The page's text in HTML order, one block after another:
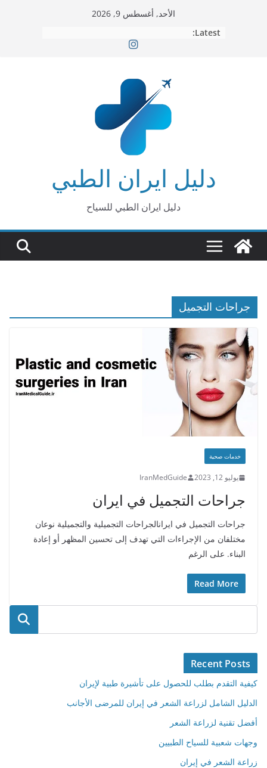
الأحد, أغسطس 9, 2026
Latest:
دليل ايران الطبي
دليل ايران الطبي للسياح
جراحات التجميل
خدمات صحية
يوليو 12, 2023 IranMedGuide
جراحات التجميل في ايران
جراحات التجميل في ايرانالجراحات التجميلية والتجميلية نوعان
مختلفان من الإجراءات التي تهدف إلى تحسين المظهر أو إعادة
البناء. على الرغم
Read More
البحث
Recent Posts
كيفية التقدم بطلب للحصول على تأشيرة طبية لإيران
الدليل الشامل لزراعة الشعر في إيران للمرضى الأجانب
أفضل تقنية لزراعة الشعر
وجهات شعبية للسياح الطبيين
زراعة الشعر في إيران